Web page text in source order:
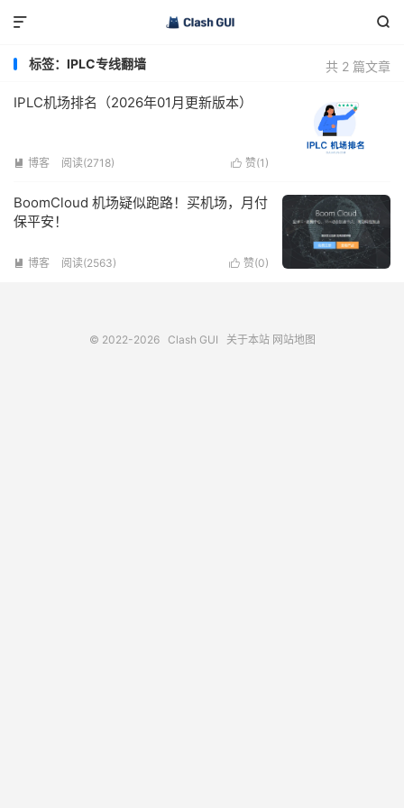


共 2 篇文章
标签：IPLC专线翻墙
IPLC机场排名（2026年01月更新版本）
 赞(1 )
 博客 阅读(2718)
BoomCloud 机场疑似跑路！买机场，月付
保平安！
 赞(0)
 博客 阅读(2563)
© 2022-2026 Clash GUI 关于本站 网站地图